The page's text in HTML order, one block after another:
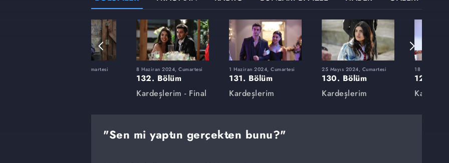
24 Şubat 2024, Cumartesi 8 Haziran 2024, Cumartesi
132. Bölüm
Kardeşlerim - Final
1 Haziran 2024, Cumartesi
131. Bölüm
Kardeşlerim
25 Mayıs 2024, Cumartesi
130. Bölüm
Kardeşlerim
18 Mayıs
129.
"Sen mi yaptın gerçekten bunu?"